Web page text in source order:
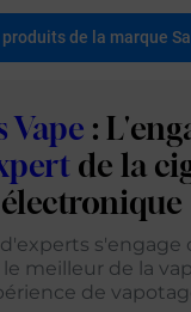
de la marque
Vape :
de la
électronique
s'engage
meilleur de la
de